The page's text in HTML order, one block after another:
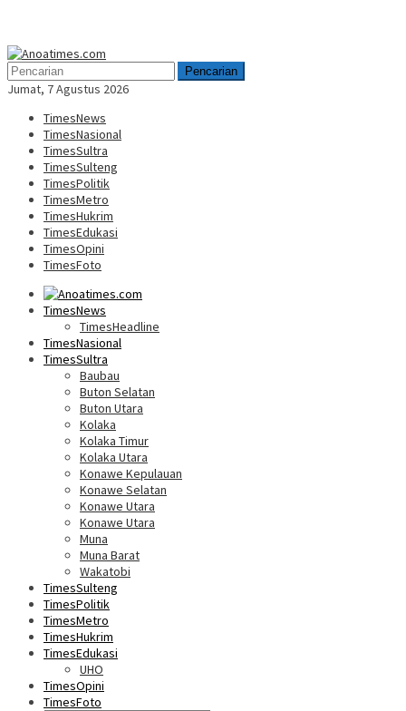
Menu
Mobile
Pencarian
Jumat, 7 Agustus 2026
TimesNews
TimesNasional
TimesSultra
TimesSulteng
TimesPolitik
TimesMetro
TimesHukrim
TimesEdukasi
TimesOpini
TimesFoto
TimesNews
TimesHeadline
TimesNasional
TimesSultra
Baubau
Buton Selatan
Buton Utara
Kolaka
Kolaka Timur
Kolaka Utara
Konawe Kepulauan
Konawe Selatan
Konawe Utara
Konawe Utara
Muna
Muna Barat
Wakatobi
TimesSulteng
TimesPolitik
TimesMetro
TimesHukrim
TimesEdukasi
UHO
TimesOpini
TimesFoto